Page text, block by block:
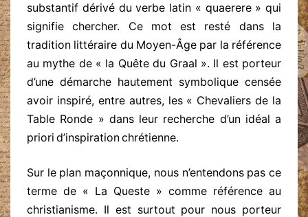
substantif dérivé du verbe latin « quaerere » qui
signifie chercher. Ce mot est resté dans la
tradition littéraire du Moyen-Âge par la référence
au mythe de « la Quête du Graal ». Il est porteur
d’une démarche hautement symbolique censée
avoir inspiré, entre autres, les « Chevaliers de la
Table Ronde » dans leur recherche d’un idéal a
priori d’inspiration chrétienne.
Sur le plan maçonnique, nous n’entendons pas ce
terme de « La Queste » comme référence au
christianisme. Il est surtout pour nous porteur